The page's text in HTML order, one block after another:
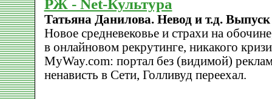
РЖ - Net-Культура
Татьяна Данилова. Невод и т.д. Выпуск
Новое средневековье и страхи на
в онлайновом рекрутинге, никакого
MyWay.com: портал без (видимой)
ненависть в Сети, Голливуд переехал.